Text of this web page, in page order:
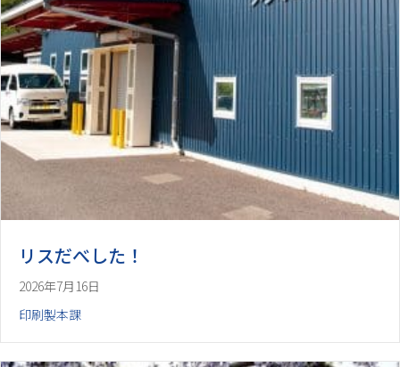
リスだべした！
2026年7月16日
印刷製本課